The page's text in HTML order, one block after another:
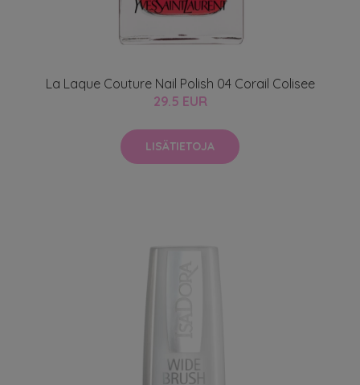
La Laque Couture Nail Polish 04 Corail Colisee
29.5 EUR
LISÄTIETOJA